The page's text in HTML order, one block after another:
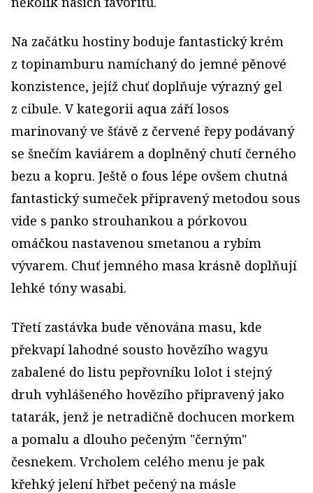
Na začátku hostiny boduje fantastický krém
z topinamburu namíchaný do jemné pěnové
konzistence, jejíž chuť doplňuje výrazný gel
z cibule. V kategorii aqua září losos
marinovaný ve šťávě z červené řepy podávaný
se šnečím kaviárem a doplněný chutí černého
bezu a kopru. Ještě o fous lépe ovšem chutná
fantastický sumeček připravený metodou sous
vide s panko strouhankou a pórkovou
omáčkou nastavenou smetanou a rybím
vývarem. Chuť jemného masa krásně doplňují
lehké tóny wasabi.
Třetí zastávka bude věnována masu, kde
překvapí lahodné sousto hovězího wagyu
zabalené do listu pepřovníku lolot i stejný
druh vyhlášeného hovězího připravený jako
tatarák, jenž je netradičně dochucen morkem
a pomalu a dlouho pečeným "černým"
česnekem. Vrcholem celého menu je pak
křehký jelení hřbet pečený na másle